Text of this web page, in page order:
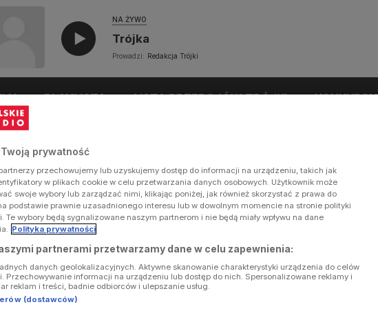
NA ŻYWO
Trójka
Prowadzi: Redakcja Trójki
PLAYLISTA LISTA PRZEBOJÓW TRÓJKI KONKURSY
Twoją prywatność
przechowujemy lub uzyskujemy dostęp do informacji na urządzeniu, takich jak
w plikach cookie w celu przetwarzania danych osobowych. Użytkownik może
swoje wybory lub zarządzać nimi, klikając poniżej, jak również skorzystać z prawa do
podstawie prawnie uzasadnionego interesu lub w dowolnym momencie na stronie polityki
Te wybory będą sygnalizowane naszym partnerom i nie będą miały wpływu na dane
Polityka prywatności
partnerami przetwarzamy dane w celu zapewnienia:
danych geolokalizacyjnych. Aktywne skanowanie charakterystyki urządzenia do celów
Przechowywanie informacji na urządzeniu lub dostęp do nich. Spersonalizowane reklamy i
reklam i treści, badnie odbiorców i ulepszanie usług.
(dostawców)